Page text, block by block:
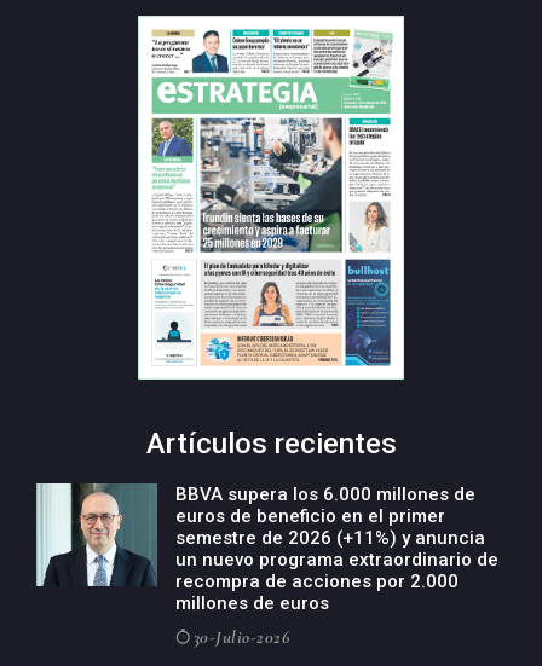
Artículos recientes
BBVA supera los 6.000 millones de
euros de beneficio en el primer
semestre de 2026 (+11%) y anuncia
un nuevo programa extraordinario de
recompra de acciones por 2.000
millones de euros
30-Julio-2026